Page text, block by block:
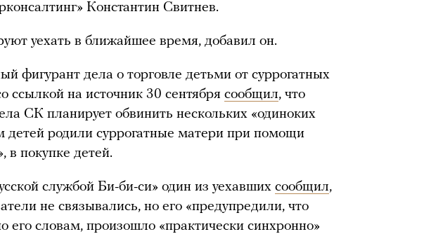
Константин Свитнев.
уехать в ближайшее время, добавил он.
фигурант дела о торговле детьми от суррогатных
ссылкой на источник 30 сентября сообщил, что
СК планирует обвинить нескольких «одиноких
детей родили суррогатные матери при помощи
покупке детей.
службой Би-би-си» один из уехавших сообщил,
не связывались, но его «предупредили, что
его словам, произошло «практически синхронно»